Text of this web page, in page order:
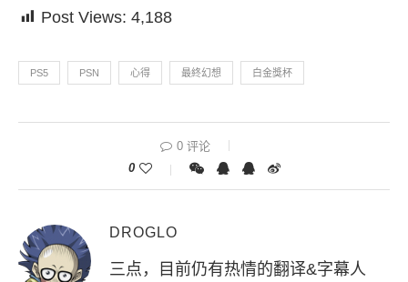
Post Views: 4,188
PS5 PSN 心得 最終幻想 白金獎杯
0 评论
0
DROGLO
三点，目前仍有热情的翻译&字幕人